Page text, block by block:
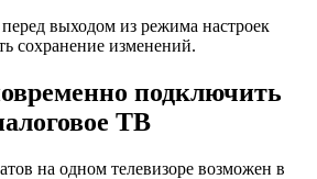
выходом из режима настроек
сохранение изменений.
подключить
ТВ
на одном телевизоре возможен в